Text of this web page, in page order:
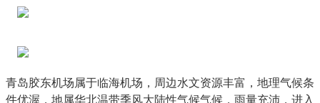
青岛胶东机场属于临海机场，周边水文资源丰富，地理气候条
件优渥，地属华北温带季风大陆性气候气候，雨量充沛，进入